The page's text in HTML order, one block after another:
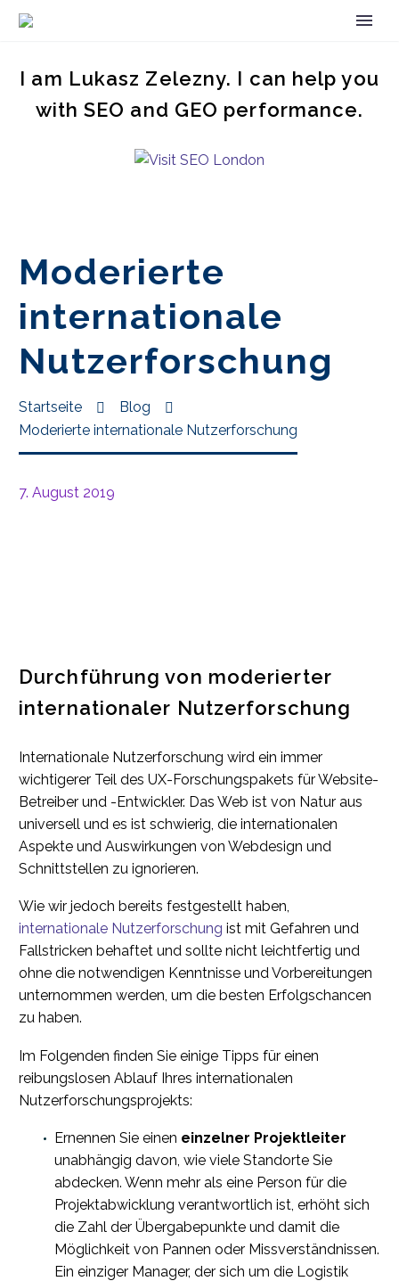
I am Lukasz Zelezny. I can help you
with SEO and GEO performance.
Moderierte
internationale
Nutzerforschung
Startseite
Blog
Moderierte internationale Nutzerforschung
7. August 2019
Durchführung von moderierter
internationaler Nutzerforschung
Internationale Nutzerforschung wird ein immer
wichtigerer Teil des UX-Forschungspakets für Website-
Betreiber und -Entwickler. Das Web ist von Natur aus
universell und es ist schwierig, die internationalen
Aspekte und Auswirkungen von Webdesign und
Schnittstellen zu ignorieren.
Wie wir jedoch bereits festgestellt haben,
internationale Nutzerforschung ist mit Gefahren und
Fallstricken behaftet und sollte nicht leichtfertig und
ohne die notwendigen Kenntnisse und Vorbereitungen
unternommen werden, um die besten Erfolgschancen
zu haben.
Im Folgenden finden Sie einige Tipps für einen
reibungslosen Ablauf Ihres internationalen
Nutzerforschungsprojekts:
Ernennen Sie einen einzelner Projektleiter
unabhängig davon, wie viele Standorte Sie
abdecken. Wenn mehr als eine Person für die
Projektabwicklung verantwortlich ist, erhöht sich
die Zahl der Übergabepunkte und damit die
Möglichkeit von Pannen oder Missverständnissen.
Ein einziger Manager, der sich um die Logistik